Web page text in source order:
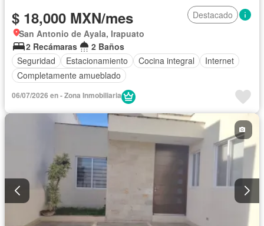
$ 18,000 MXN/mes
Destacado
San Antonio de Ayala, Irapuato
2 Recámaras
2 Baños
Seguridad
Estacionamiento Cocina integral
Internet
Completamente amueblado
06/07/2026 en - Zona Inmobiliaria